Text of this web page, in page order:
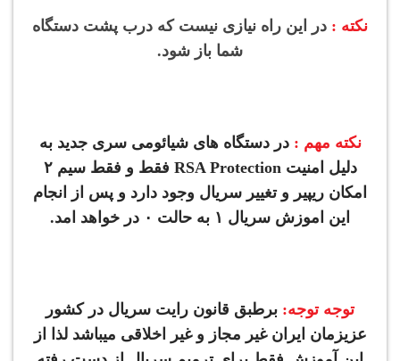
نکته : در این راه نیازی نیست که درب پشت دستگاه
شما باز شود.
نکته مهم :در دستگاه های شیائومی سری جدید به
دلیل امنیت RSA Protection فقط و فقط سیم ۲
امکان ریپیر و تغییر سریال وجود دارد و پس از انجام
این اموزش سریال ۱ به حالت ۰ در خواهد امد.
توجه توجه: برطبق قانون رایت سریال در کشور
عزیزمان ایران غیر مجاز و غیر اخلاقی میباشد لذا از